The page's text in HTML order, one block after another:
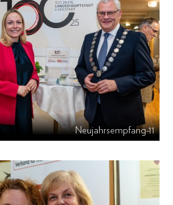
Neujahrsempfang-11